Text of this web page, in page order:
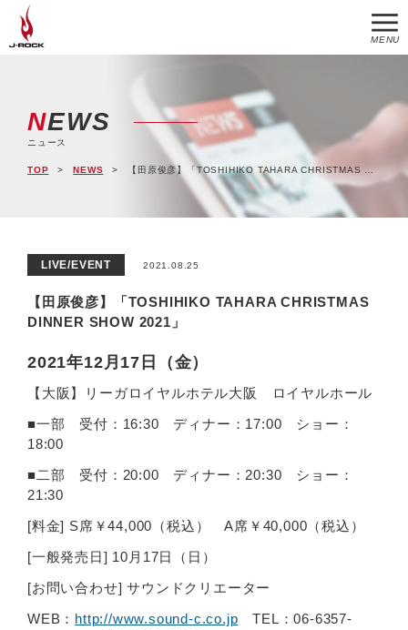
MENU
NEWS
ニュース
TOP NEWS 【田原俊彦】「TOSHIHIKO TAHARA CHRISTMAS DINNER SHOW 2021」
LIVE/EVENT 2021.08.25
【田原俊彦】「TOSHIHIKO TAHARA CHRISTMAS
DINNER SHOW 2021」
2021年12月17日（金）
【大阪】リーガロイヤルホテル大阪 ロイヤルホール
■一部 受付：16:30 ディナー：17:00 ショー：
18:00
■二部 受付：20:00 ディナー：20:30 ショー：
21:30
[料金] S席￥44,000（税込） A席￥40,000（税込）
[一般発売日] 10月17日（日）
[お問い合わせ] サウンドクリエーター
WEB： http://www.sound-c.co.jp TEL：06-6357-